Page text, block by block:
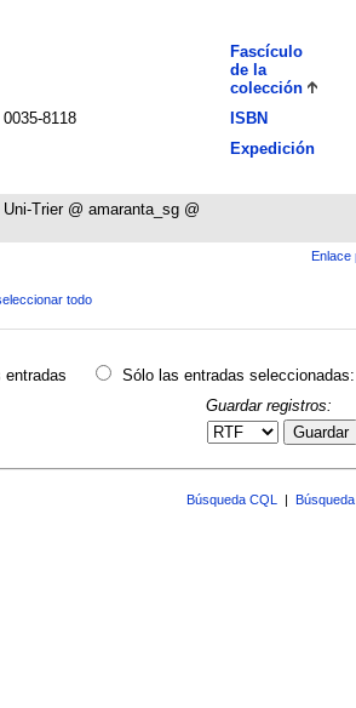
Fascículo
de la
colección
0035-8118
ISBN
Expedición
Uni-Trier @ amaranta_sg @
Enlace
todo
entradas
Sólo las entradas seleccionadas:
Guardar registros:
Guardar
Búsqueda CQL